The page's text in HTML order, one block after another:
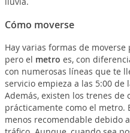
Cómo moverse
Hay varias formas de
pero el metro es, con
con numerosas líneas que te
servicio empieza a las 5:00 de
Además, existen los trenes de
prácticamente como el metro.
menos recomendable debido